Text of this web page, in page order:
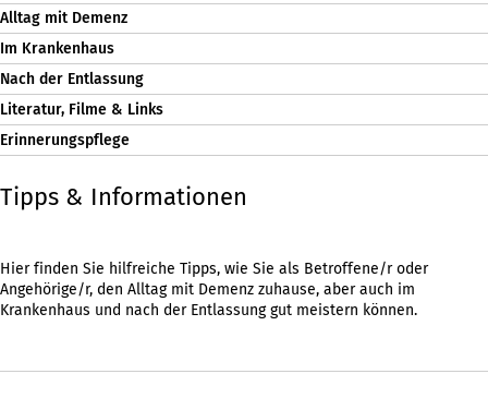
Alltag mit Demenz
Im Krankenhaus
Nach der Entlassung
Literatur, Filme & Links
Erinnerungspflege
Tipps & Informationen
Hier finden Sie hilfreiche Tipps, wie Sie als Betroffene/r oder
Angehörige/r, den Alltag mit Demenz zuhause, aber auch im
Krankenhaus und nach der Entlassung gut meistern können.